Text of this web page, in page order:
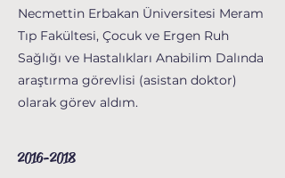
Necmettin Erbakan Üniversitesi Meram
Tıp Fakültesi, Çocuk ve Ergen Ruh
Sağlığı ve Hastalıkları Anabilim Dalında
araştırma görevlisi (asistan doktor)
olarak görev aldım.
2016-2018